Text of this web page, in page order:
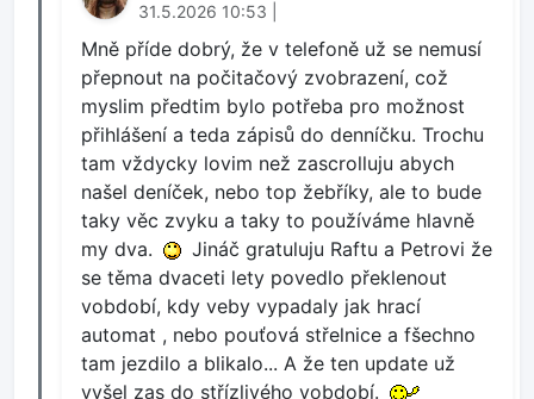
31.5.2026 10:53 |
Mně příde dobrý, že v telefoně už se nemusí
přepnout na počitačový zvobrazení, což
myslim předtim bylo potřeba pro možnost
přihlášení a teda zápisů do denníčku. Trochu
tam vždycky lovim než zascrolluju abych
našel deníček, nebo top žebříky, ale to bude
taky věc zvyku a taky to používáme hlavně
my dva.
Jináč gratuluju Raftu a Petrovi že
se těma dvaceti lety povedlo překlenout
vobdobí, kdy veby vypadaly jak hrací
automat , nebo pouťová střelnice a fšechno
tam jezdilo a blikalo... A že ten update už
vyšel zas do střízlivého vobdobí.